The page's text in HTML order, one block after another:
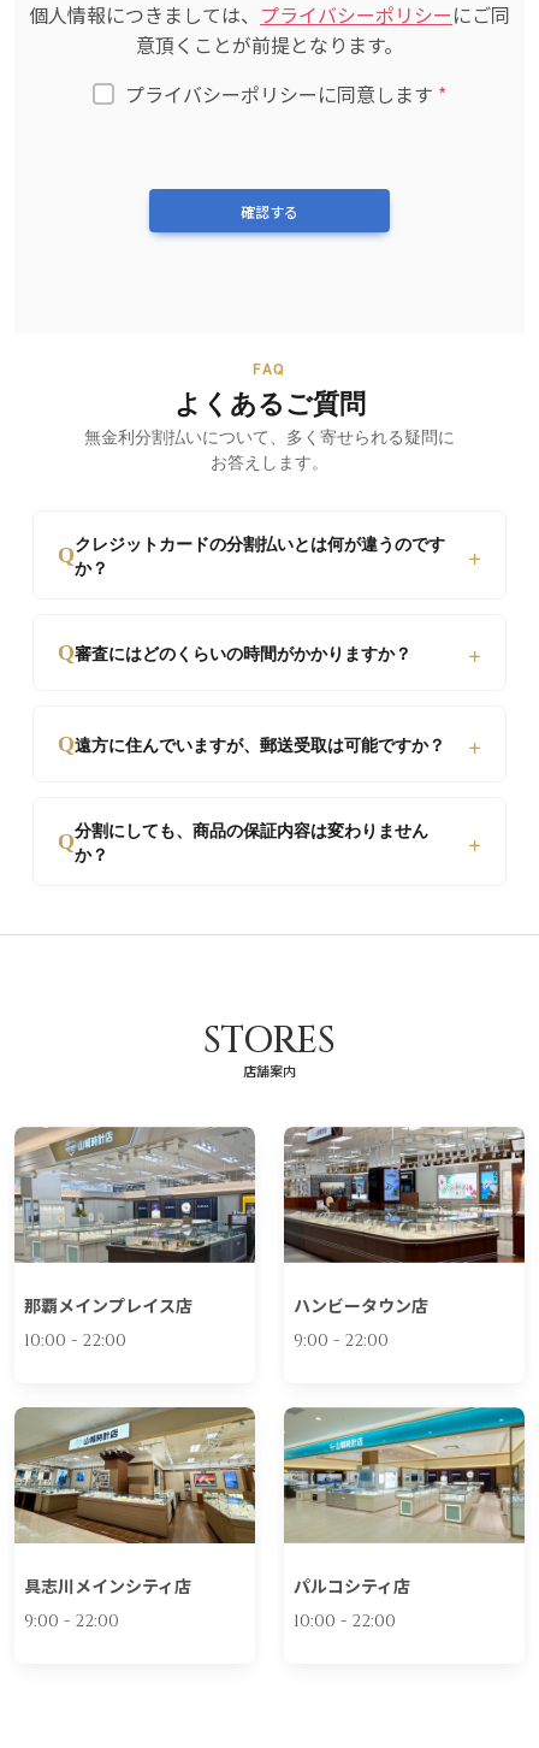
個人情報につきましては、 プライバシーポリシーにご同
意頂くことが前提となります。
プライバシーポリシーに同意します *
確認する
FAQ
よくあるご質問
無金利分割払いについて、 多く寄せられる疑問に
お答えします。
Qクレジットカードの分割払いとは何が違うのです
か？
+
が、当店は最大60回まで金利手数料0円です。ま
Q審査にはどのくらいの時間がかかりますか？ +
届きます。お手続きもスマホから入力するだけで非
Q遠方に住んでいますが、郵送受取は可能ですか？ +
でご自宅まで発送いたします。もちろん店頭でのお
受け取りも可能です。
Q分割にしても、商品の保証内容は変わりません
か？
+
証・アフターサービスが受けられますので、ご安心
STORES
店舗案内
那覇メインプレイス店
10:00 - 22:00
ハンビータウン店
9:00 - 22:00
具志川メインシティ店
9:00 - 22:00
パルコシティ店
10:00 - 22:00